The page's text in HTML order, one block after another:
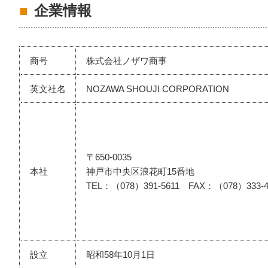
企業情報
商号 株式会社ノザワ商事
英文社名 NOZAWA SHOUJI CORPORATION
本社
〒650-0035
神戸市中央区浪花町15番地
TEL：（078）391-5611 FAX：（078）333-
設立 昭和58年10月1日